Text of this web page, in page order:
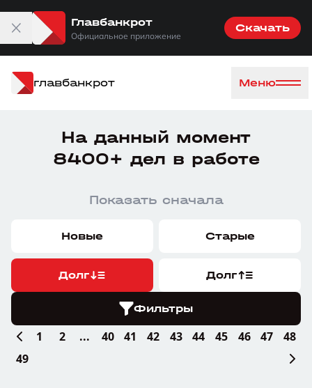
Главбанкрот
Официальное приложение
Скачать
главбанкрот Меню
На данный момент
8400+ дел в работе
Показать сначала
Новые Старые
Долг Долг
Фильтры
1 2 ... 40 41 42 43 44 45 46 47
48
49